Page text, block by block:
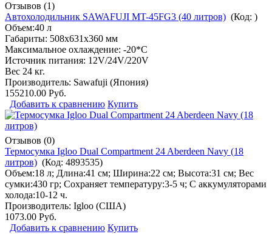
Отзывов (1)
Автохолодильник SAWAFUJI MT-45FG3 (40 литров) (Код: )
Объем:40 л
Габариты: 508х631х360 мм
Максимальное охлаждение: -20*С
Источник питания: 12V/24V/220V
Вес 24 кг.
Производитель: Sawafuji (Япония)
155210.00 Руб.
Добавить к сравнению Купить
Отзывов (0)
Термосумка Igloo Dual Compartment 24 Aberdeen Navy (18
литров) (Код: 4893535)
Объем:18 л; Длина:41 см; Ширина:22 см; Высота:31 см; Вес
сумки:430 гр; Сохраняет температуру:3-5 ч; С аккумуляторами
холода:10-12 ч.
Производитель: Igloo (США)
1073.00 Руб.
Добавить к сравнению Купить